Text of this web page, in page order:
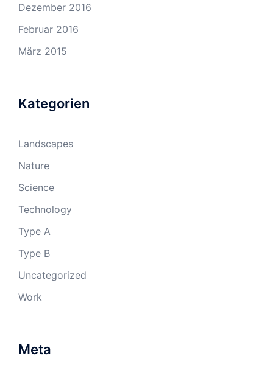
Dezember 2016
Februar 2016
März 2015
Kategorien
Landscapes
Nature
Science
Technology
Type A
Type B
Uncategorized
Work
Meta